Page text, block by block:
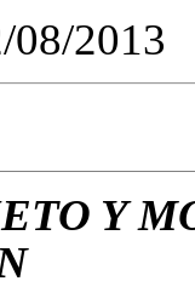
08/2013
Y